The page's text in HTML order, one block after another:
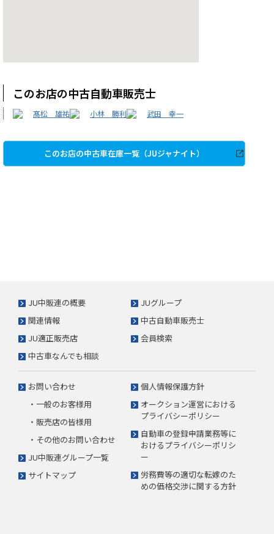
このお店の中古自動車販売士
髙松 雄祐 小林 勝利 武田 幸一
このお店の中古車在庫一覧（JUジャナイト）
JU中販連の概要
JUグループ
関連情報
中古自動車販売士
JU適正販売店
会員検索
中古車なんでも相談
お問い合わせ
・一般のお客様用
・販売店の皆様用
・その他のお問い合わせ
JU中販連グループ一覧
サイトマップ
個人情報保護方針
オークション運営における
プライバシーポリシー
自動車の登録申請業務等に
おけるプライバシーポリシ
ー
労務費等の適切な転嫁のた
めの価格交渉に関する方針